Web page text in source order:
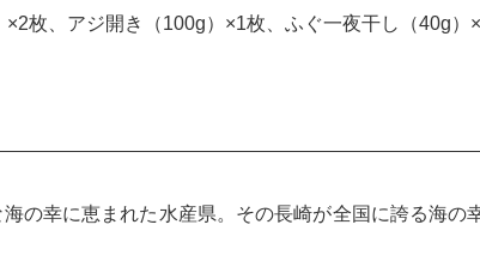
枚、アジ開き（100g）×1枚、ふぐ一夜干し（40g
の幸に恵まれた水産県。その長崎が全国に誇る海の